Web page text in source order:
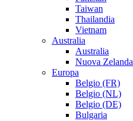
Taiwan
Thailandia
Vietnam
Australia
Australia
Nuova Zelanda
Europa
Belgio (FR)
Belgio (NL)
Belgio (DE)
Bulgaria